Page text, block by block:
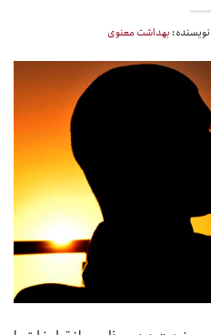
نویسنده: بهداشت معنوی